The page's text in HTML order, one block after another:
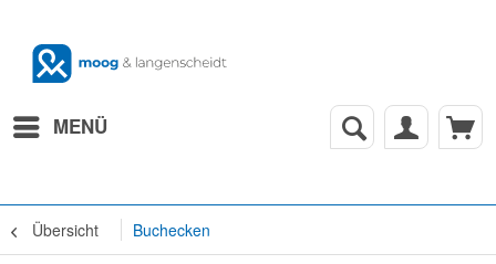
MENÜ
Übersicht Buchecken